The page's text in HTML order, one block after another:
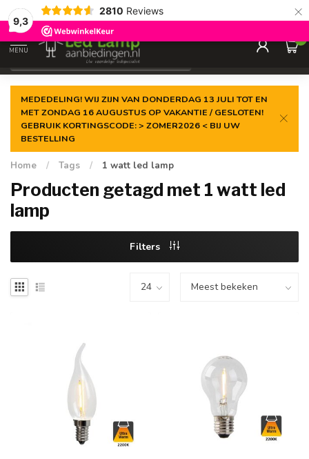
9,3
2810 Reviews ×
Gegarandeerde delaagste prijs
MENU
0
MEDEDELING! WIJ ZIJN VAN DONDERDAG 13 JULI TOT EN
MET ZONDAG 16 AUGUSTUS OP VAKANTIE / GESLOTEN!
GEBRUIK KORTINGSCODE: > ZOMER2026 < BIJ UW
BESTELLING
Home / Tags / 1 watt led lamp
Producten getagd met 1 watt led
lamp
Filters